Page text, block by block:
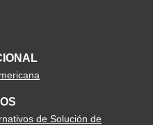
de Solución de